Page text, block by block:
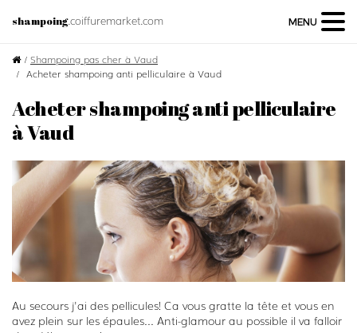
shampoing.coiffuremarket.com MENU
/ Shampoing pas cher à Vaud
Acheter shampoing anti pelliculaire à Vaud
Acheter shampoing anti pelliculaire
à Vaud
Au secours j'ai des pellicules! Ca vous gratte la tête et vous en
avez plein sur les épaules... Anti-glamour au possible il va falloir